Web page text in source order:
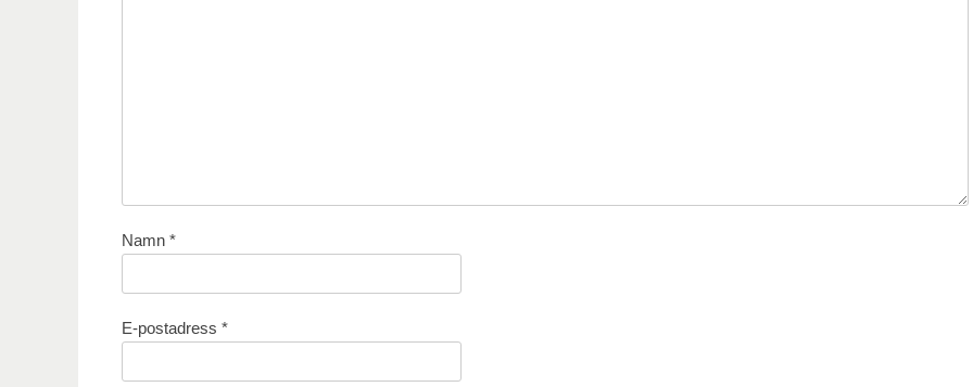
Namn *
E-postadress *